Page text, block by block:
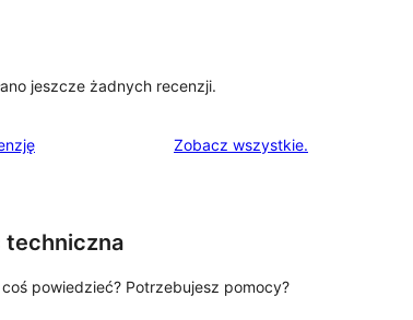
jeszcze żadnych recenzji.
Zobacz wszystkierecenzje
.
techniczna
coś powiedzieć? Potrzebujesz pomocy?